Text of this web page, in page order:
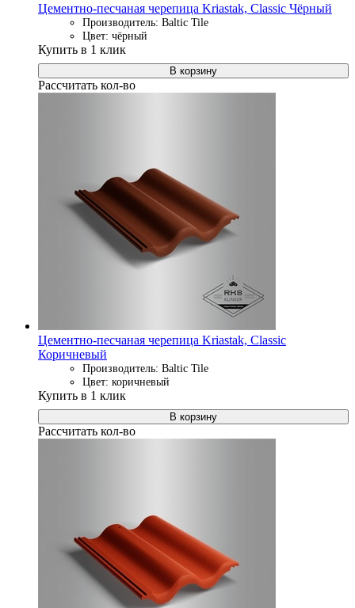
Цементно-песчаная черепица Kriastak, Classic Чёрный
Производитель: Baltic Tile
Цвет: чёрный
Купить в 1 клик
В корзину
Рассчитать кол-во
Цементно-песчаная черепица Kriastak, Classic
Коричневый
Производитель: Baltic Tile
Цвет: коричневый
Купить в 1 клик
В корзину
Рассчитать кол-во